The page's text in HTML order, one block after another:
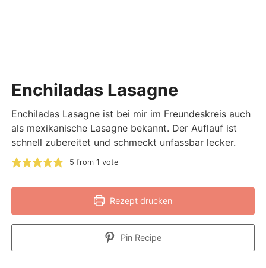
Enchiladas Lasagne
Enchiladas Lasagne ist bei mir im Freundeskreis auch
als mexikanische Lasagne bekannt. Der Auflauf ist
schnell zubereitet und schmeckt unfassbar lecker.
5 from 1 vote
Rezept drucken
Pin Recipe